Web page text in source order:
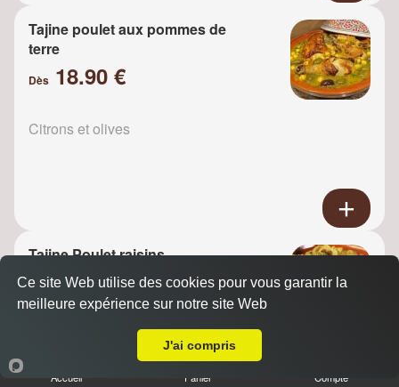
Tajine poulet aux pommes de
terre
Dès 18.90 €
Citrons et olives
Tajine Poulet raisins
Dès18.90 €
Accueil Panier Compte
Ce site Web utilise des cookies pour vous garantir la
meilleure expérience sur notre site Web
J'ai compris